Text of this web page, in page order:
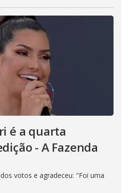
é a quarta
- A Fazenda
votos e agradeceu: "Foi uma